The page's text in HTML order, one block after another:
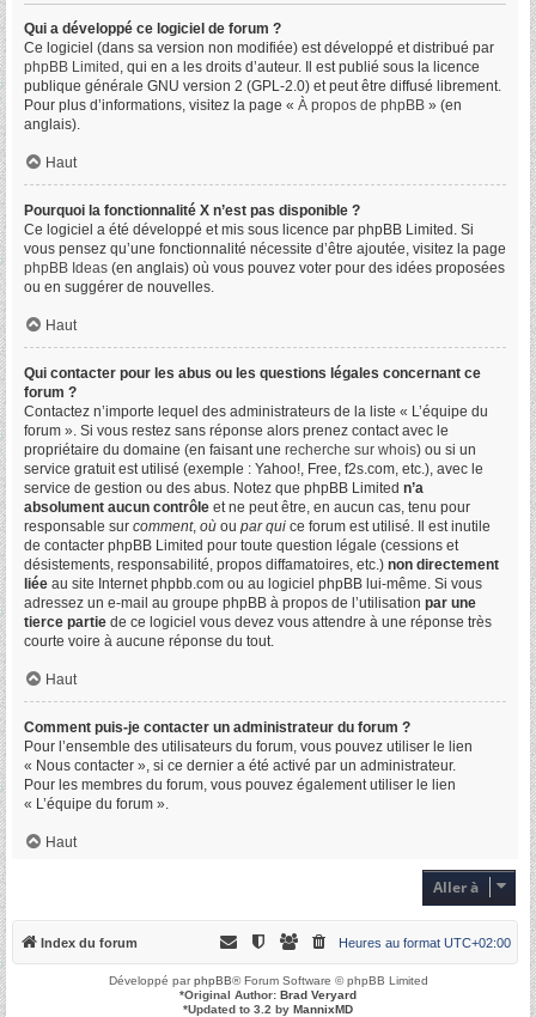
Qui a développé ce logiciel de forum ?
Ce logiciel (dans sa version non modifiée) est développé et distribué par
phpBB Limited , qui en a les droits d’auteur. Il est publié sous la licence
publique générale GNU version 2 (GPL-2.0) et peut être diffusé librement.
Pour plus d’informations, visitez la page « À propos de phpBB » (en
anglais).
Haut
Pourquoi la fonctionnalité X n’est pas disponible ?
Ce logiciel a été développé et mis sous licence par phpBB Limited. Si
vous pensez qu’une fonctionnalité nécessite d’être ajoutée, visitez la page
phpBB Ideas (en anglais) où vous pouvez voter pour des idées proposées
ou en suggérer de nouvelles.
Haut
Qui contacter pour les abus ou les questions légales concernant ce
forum ?
Contactez n’importe lequel des administrateurs de la liste « L’équipe du
forum ». Si vous restez sans réponse alors prenez contact avec le
propriétaire du domaine (en faisant une recherche sur whois) ou si un
service gratuit est utilisé (exemple : Yahoo!, Free, f2s.com, etc.), avec le
service de gestion ou des abus. Notez que phpBB Limited n’a
absolument aucun contrôle et ne peut être, en aucun cas, tenu pour
responsable sur comment, où ou par qui ce forum est utilisé. Il est inutile
de contacter phpBB Limited pour toute question légale (cessions et
désistements, responsabilité, propos diffamatoires, etc.) non directement
liée au site Internet phpbb.com ou au logiciel phpBB lui-même. Si vous
adressez un e-mail au groupe phpBB à propos de l’utilisation par une
tierce partie de ce logiciel vous devez vous attendre à une réponse très
courte voire à aucune réponse du tout.
Haut
Comment puis-je contacter un administrateur du forum ?
Pour l’ensemble des utilisateurs du forum, vous pouvez utiliser le lien
« Nous contacter », si ce dernier a été activé par un administrateur.
Pour les membres du forum, vous pouvez également utiliser le lien
« L’équipe du forum ».
Haut
Aller à
Index du forum Heures au format UTC+02:00
Développé parphpBB® Forum Software © phpBB Limited
*Original Author: Brad Veryard
*Updated to 3.2 by MannixMD